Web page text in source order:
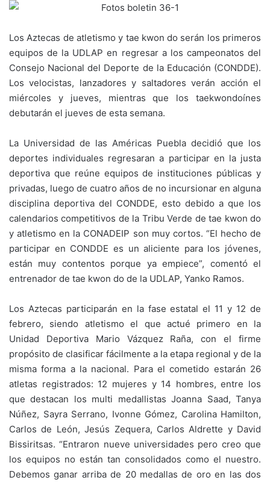
Los Aztecas de atletismo y tae kwon do serán los primeros
equipos de la UDLAP en regresar a los campeonatos del
Consejo Nacional del Deporte de la Educación (CONDDE).
Los velocistas, lanzadores y saltadores verán acción el
miércoles y jueves, mientras que los taekwondoínes
debutarán el jueves de esta semana.
La Universidad de las Américas Puebla decidió que los
deportes individuales regresaran a participar en la justa
deportiva que reúne equipos de instituciones públicas y
privadas, luego de cuatro años de no incursionar en alguna
disciplina deportiva del CONDDE, esto debido a que los
calendarios competitivos de la Tribu Verde de tae kwon do
y atletismo en la CONADEIP son muy cortos. “El hecho de
participar en CONDDE es un aliciente para los jóvenes,
están muy contentos porque ya empiece”, comentó el
entrenador de tae kwon do de la UDLAP, Yanko Ramos.
Los Aztecas participarán en la fase estatal el 11 y 12 de
febrero, siendo atletismo el que actué primero en la
Unidad Deportiva Mario Vázquez Raña, con el firme
propósito de clasificar fácilmente a la etapa regional y de la
misma forma a la nacional. Para el cometido estarán 26
atletas registrados: 12 mujeres y 14 hombres, entre los
que destacan los multi medallistas Joanna Saad, Tanya
Núñez, Sayra Serrano, Ivonne Gómez, Carolina Hamilton,
Carlos de León, Jesús Zequera, Carlos Aldrette y David
Bissiritsas. “Entraron nueve universidades pero creo que
los equipos no están tan consolidados como el nuestro.
Debemos ganar arriba de 20 medallas de oro en las dos